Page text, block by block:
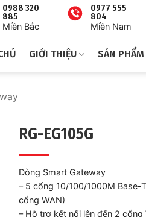
0988 320
885
Miền Bắc
0977 555
804
Miền Nam
GIỚI THIỆU SẢN PHẨM
RG-EG105G
Dòng Smart Gateway
– 5 cổng 10/100/1000M Base-
cổng WAN)
– Hỗ trợ kết nối lên đến 2